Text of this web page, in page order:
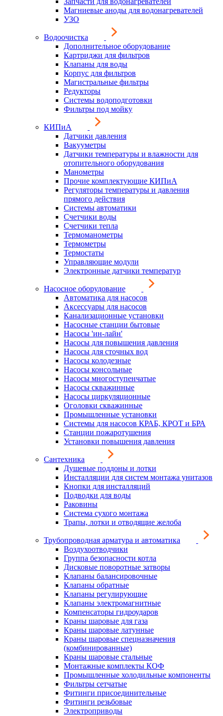
Магниевые аноды для водонагревателей
УЗО
Водоочистка
Дополнительное оборудование
Картриджи для фильтров
Клапаны для воды
Корпус для фильтров
Магистральные фильтры
Редукторы
Системы водоподготовки
Фильтры под мойку
КИПиА
Датчики давления
Вакууметры
Датчики температуры и влажности для
отопительного оборудования
Манометры
Прочие комплектующие КИПиА
Регуляторы температуры и давления
прямого действия
Системы автоматики
Счетчики воды
Счетчики тепла
Термоманометры
Термометры
Термостаты
Управляющие модули
Электронные датчики температур
Насосное оборудование
Автоматика для насосов
Аксессуары для насосов
Канализационные установки
Насосные станции бытовые
Насосы 'ин-лайн'
Насосы для повышения давления
Насосы для сточных вод
Насосы колодезные
Насосы консольные
Насосы многоступенчатые
Насосы скважинные
Насосы циркуляционные
Оголовки скважинные
Промышленные установки
Системы для насосов КРАБ, КРОТ и БРА
Станции пожаротушения
Установки повышения давления
Сантехника
Душевые поддоны и лотки
Инсталляции для систем монтажа унитазов
Кнопки для инсталляций
Подводки для воды
Раковины
Система сухого монтажа
Трапы, лотки и отводящие желоба
Трубопроводная арматура и автоматика
Воздухоотводчики
Группа безопасности котла
Дисковые поворотные затворы
Клапаны балансировочные
Клапаны обратные
Клапаны регулирующие
Клапаны электромагнитные
Компенсаторы гидроударов
Краны шаровые для газа
Краны шаровые латунные
Краны шаровые спецназначения
(комбинированные)
Краны шаровые стальные
Монтажные комплекты КОФ
Промышленные холодильные компоненты
Фильтры сетчатые
Фитинги присоединительные
Фитинги резьбовые
Электроприводы